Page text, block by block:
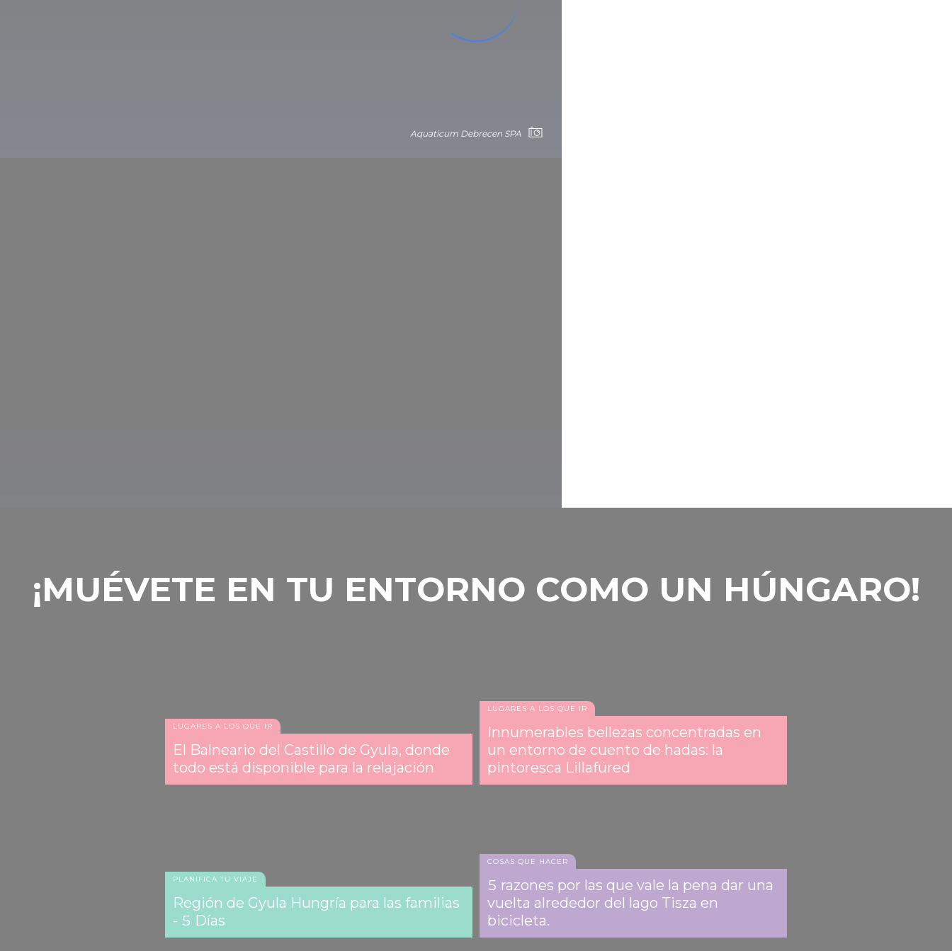
Aquaticum Debrecen SPA
‎¡MUÉVETE EN TU ENTORNO COMO UN HÚNGARO!
LUGARES A LOS QUE IR
El Balneario del Castillo de Gyula, donde
todo está disponible para la relajación
LUGARES A LOS QUE IR
Innumerables bellezas concentradas en
un entorno de cuento de hadas: la
pintoresca Lillafüred
PLANIFICA TU VIAJE
Región de Gyula Hungría para las familias
- 5 Días
COSAS QUE HACER
5 razones por las que vale la pena dar una
vuelta alrededor del lago Tisza en
bicicleta.